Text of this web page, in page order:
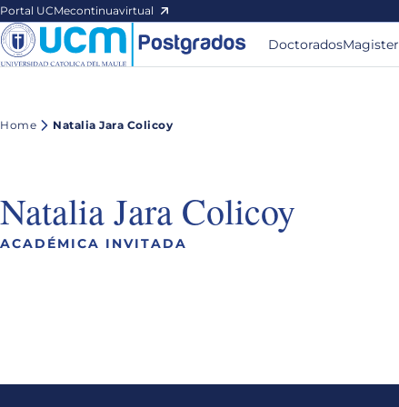
Portal UCMecontinuavirtual
DoctoradosMagister
Home Natalia Jara Colicoy
Natalia Jara Colicoy
ACADÉMICA INVITADA